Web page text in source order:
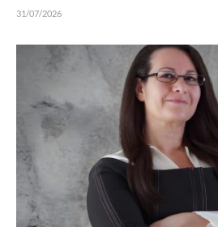
31/07/2026